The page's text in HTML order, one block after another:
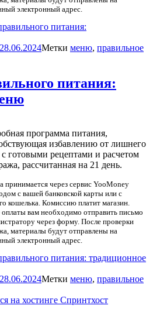
электронный адрес.
питания:
28.06.2024Метки меню, правильное
питания:
программа питания,
избавлению от лишнего
с готовыми рецептами и расчетом
рассчитанная на 21 день.
принимается через сервис YooMoney
с вашей банковской карты или с
кошелька. Комиссию платит магазин.
вам необходимо отправить письмо
через форму. После проверки
материалы будут отправлены на
электронный адрес.
питания: традиционное
28.06.2024Метки меню, правильное
на хостинге Спринтхост